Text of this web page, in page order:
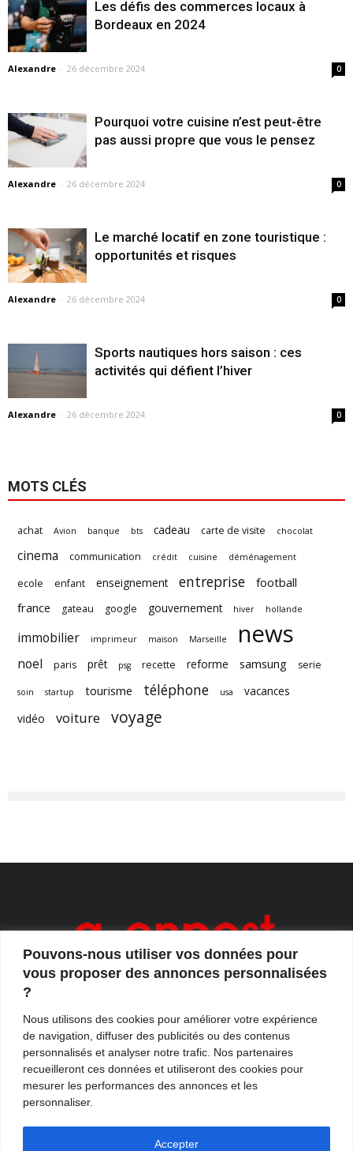
Pouvons-nous utiliser vos données pour
vous proposer des annonces personnalisées
?
Nous utilisons des cookies pour améliorer votre expérience
de navigation, diffuser des publicités ou des contenus
personnalisés et analyser notre trafic. Nos partenaires
recueilleront ces données et utiliseront des cookies pour
mesurer les performances des annonces et les
personnaliser.
Accepter
Les défis des commerces locaux à
Bordeaux en 2024
Alexandre - 26 décembre 2024 0
Pourquoi votre cuisine n’est peut-être
pas aussi propre que vous le pensez
Alexandre - 26 décembre 2024 0
Le marché locatif en zone touristique :
opportunités et risques
Alexandre - 26 décembre 2024 0
Sports nautiques hors saison : ces
activités qui défient l’hiver
Alexandre - 26 décembre 2024 0
MOTS CLÉS
achat Avion banque bts cadeau carte de visite chocolat
cinema communication crédit cuisine déménagement
ecole enfant enseignement entreprise
football
france
gateau google gouvernement hiver hollande
immobilier imprimeur maison Marseille news
noel paris prêt psg recette reforme samsung serie
soin startup tourisme téléphone usa
vacances
vidéo
voiture voyage
et de tendances. Notre équipe de journalistes vous
propose quotidiennement de suivre l'actualité en
France et à l'international.
Contactez-nous:contact@axonpost.com